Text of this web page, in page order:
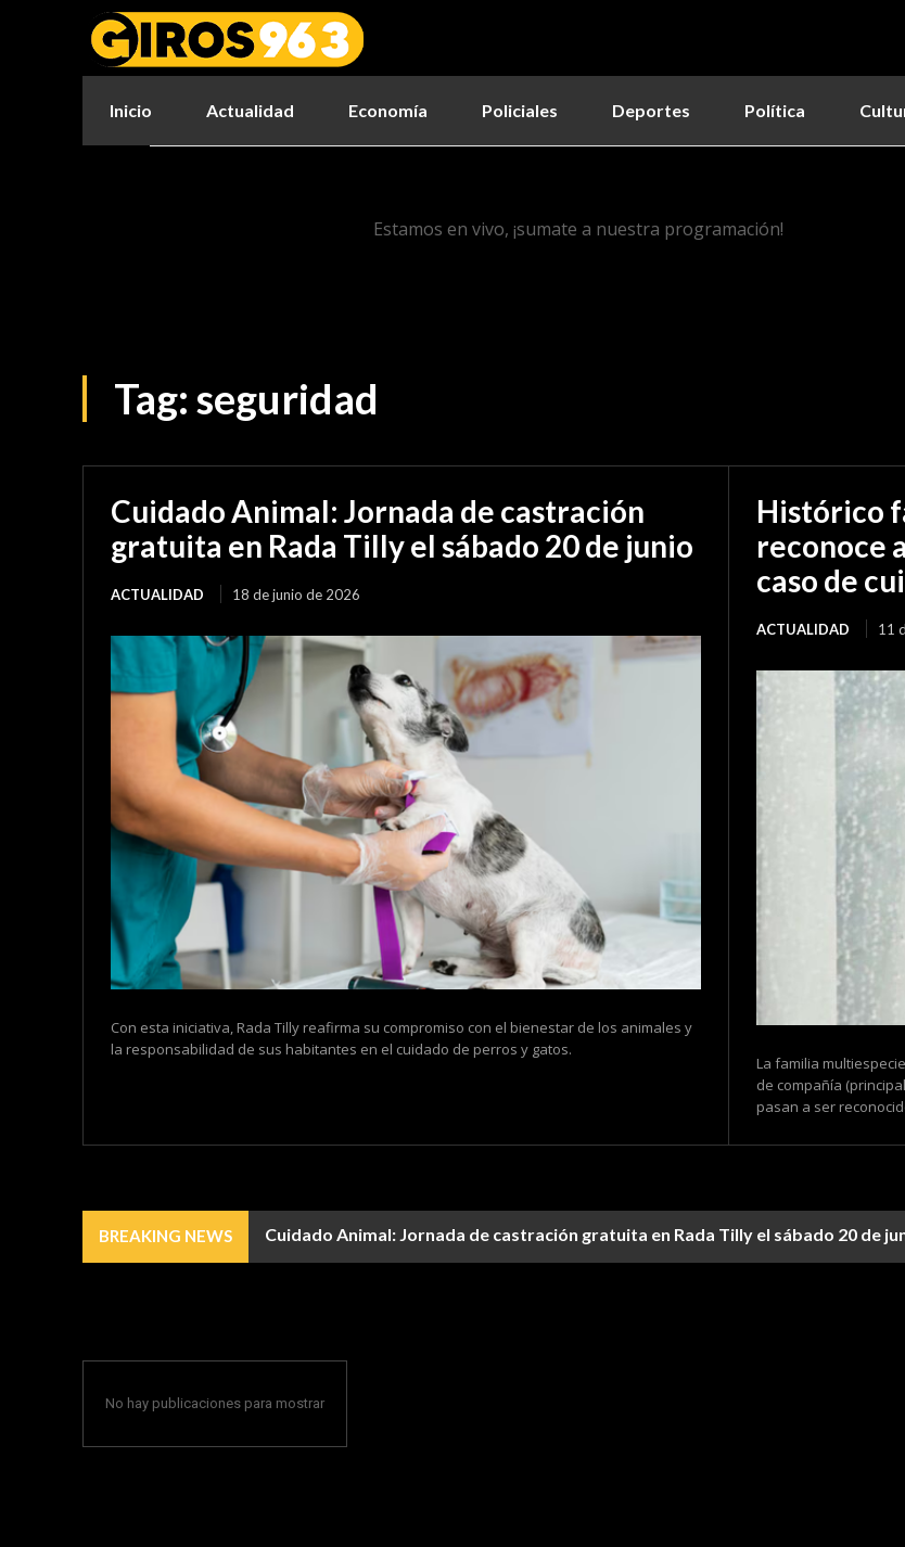
Inicio Actualidad Economía Policiales Deportes Política
Estamos en vivo, ¡sumate a nuestra programación!
Tag:seguridad
Cuidado Animal: Jornada de castración
gratuita en Rada Tilly el sábado 20 de junio
ACTUALIDAD 18 de junio de 2026
Con esta iniciativa, Rada Tilly reafirma su compromiso con el bienestar de los animales y
la responsabilidad de sus habitantes en el cuidado de perros y gatos.
Histórico
reconoce
caso de
ACTUALIDAD 11
La familia
de compañía
pasan a ser
BREAKING NEWS Cuidado Animal: Jornada de castración gratuita en Rada Tilly el sábado 20 de
No hay publicaciones para mostrar